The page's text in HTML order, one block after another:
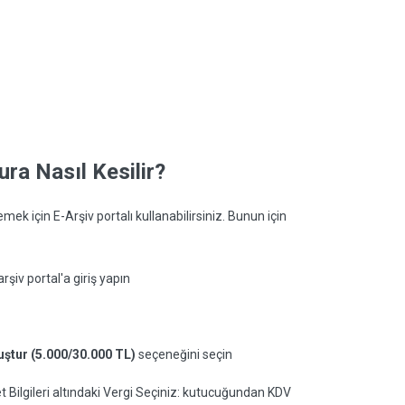
Nasıl Kesilir?
için E-Arşiv portalı kullanabilirsiniz. Bunun için
portal'a giriş yapın
(5.000/30.000 TL) seçeneğini seçin
altındaki Vergi Seçiniz: kutucuğundan KDV